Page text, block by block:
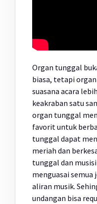
Organ tunggal
biasa, tetapi
suasana acara
keakraban satu
organ tunggal
favorit untuk
tunggal dapat
meriah dan
tunggal dan
menguasai semua
aliran musik.
undangan bisa